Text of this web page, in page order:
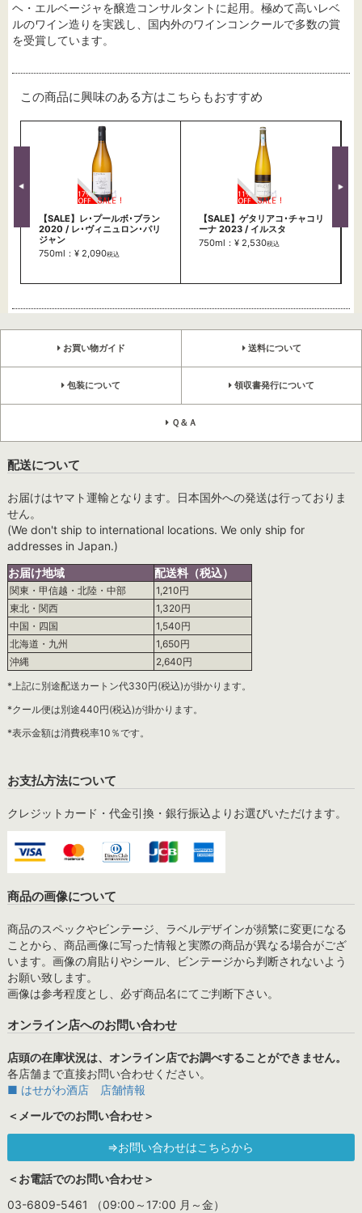
ヘ・エルベージャを醸造コンサルタントに起用。極めて高いレベ
ルのワイン造りを実践し、国内外のワインコンクールで多数の賞
を受賞しています。
この商品に興味のある方はこちらもおすすめ
【SALE】レ･プールボ･ブラン
2020 / レ･ヴィニュロン･パリ
ジャン
750ml：¥ 2,090税込
【SALE】ゲタリアコ･チャコリ
ーナ 2023 / イルスタ
750ml：¥ 2,530税込
お買い物ガイド 送料について
包装について 領収書発行について
Ｑ＆Ａ
配送について
お届けはヤマト運輸となります。日本国外への発送は行っておりま
せん。
(We don't ship to international locations. We only ship for
addresses in Japan.)
お届け地域
配送料（税込）
関東・甲信越・北陸・中部
1,210円
東北・関西
1,320円
中国・四国
1,540円
北海道・九州
1,650円
沖縄
2,640円
*上記に別途配送カートン代330円(税込)が掛かります。
*クール便は別途440円(税込)が掛かります。
*表示金額は消費税率10％です。
お支払方法について
クレジットカード・代金引換・銀行振込よりお選びいただけます。
商品の画像について
商品のスペックやビンテージ、ラベルデザインが頻繁に変更になる
ことから、商品画像に写った情報と実際の商品が異なる場合がござ
います。画像の肩貼りやシール、ビンテージから判断されないよう
お願い致します。
画像は参考程度とし、必ず商品名にてご判断下さい。
オンライン店へのお問い合わせ
店頭の在庫状況は、オンライン店でお調べすることができません。
各店舗まで直接お問い合わせください。
■ はせがわ酒店 店舗情報
＜メールでのお問い合わせ＞
⇒お問い合わせはこちらから
＜お電話でのお問い合わせ＞
03-6809-5461 （09:00～17:00 月～金）